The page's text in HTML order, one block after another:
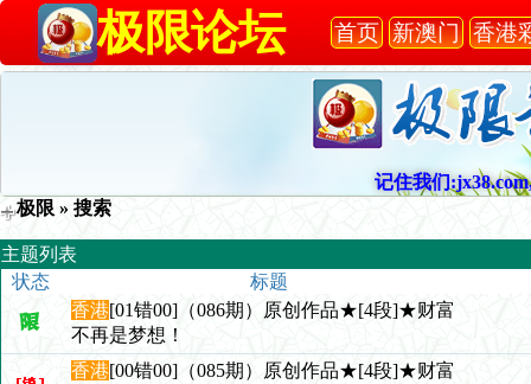
极限论坛 首页 新澳门 香港
记住我们
极限 » 搜索
主题列表
状态
标题
香港[01错00]（086期）原创作品★[4段]★财富
不再是梦想！
香港[00错00]（085期）原创作品★[4段]★财富